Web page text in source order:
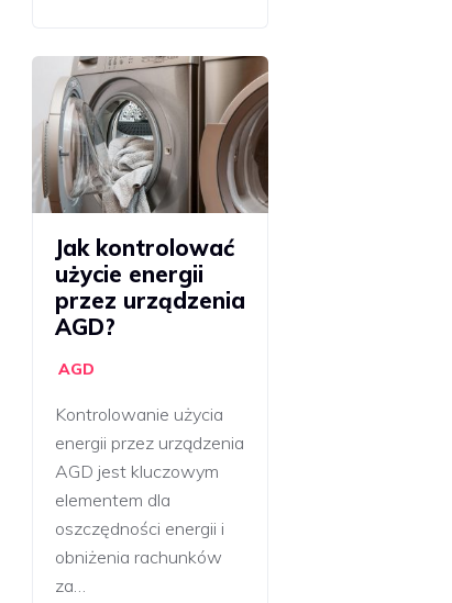
Jak kontrolować
użycie energii
przez urządzenia
AGD?
AGD
Kontrolowanie użycia
energii przez urządzenia
AGD jest kluczowym
elementem dla
oszczędności energii i
obniżenia rachunków
za…